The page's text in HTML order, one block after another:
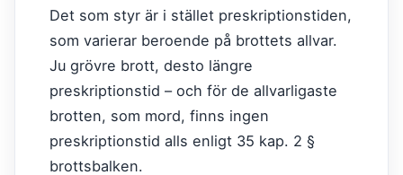
Det som styr är i stället preskriptionstiden,
som varierar beroende på brottets allvar.
Ju grövre brott, desto längre
preskriptionstid – och för de allvarligaste
brotten, som mord, finns ingen
preskriptionstid alls enligt 35 kap. 2 §
brottsbalken.